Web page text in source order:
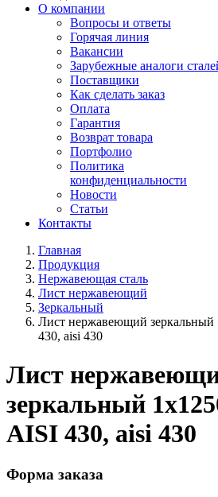
О компании
Вопросы и ответы
Горячая линия
Вакансии
Зарубежные аналоги
Поставщики
Как сделать заказ
Оплата
Гарантия
Возврат товара
Портфолио
Политика
конфиденциальности
Новости
Статьи
Контакты
Главная
Продукция
Нержавеющая сталь
Лист нержавеющий
Зеркальный
Лист нержавеющий
430, aisi 430
Лист
зеркальный
AISI 430, aisi 430
Форма заказа